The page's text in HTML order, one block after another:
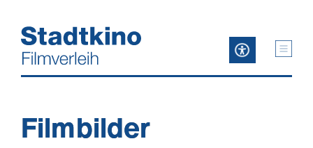
Inhalt
Filmbilder